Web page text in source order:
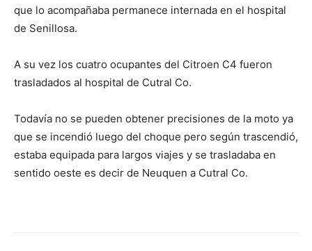
que lo acompañaba permanece internada en el hospital
de Senillosa.
A su vez los cuatro ocupantes del Citroen C4 fueron
trasladados al hospital de Cutral Co.
Todavía no se pueden obtener precisiones de la moto ya
que se incendió luego del choque pero según trascendió,
estaba equipada para largos viajes y se trasladaba en
sentido oeste es decir de Neuquen a Cutral Co.